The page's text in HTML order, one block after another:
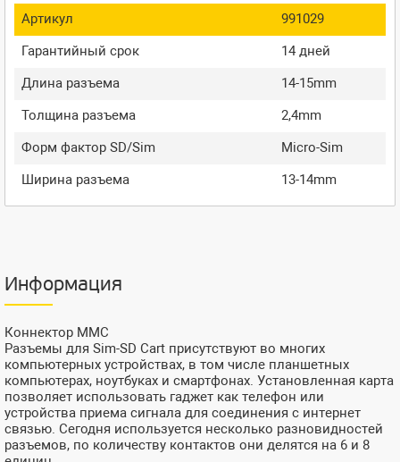
Артикул
991029
Гарантийный срок
14 дней
Длина разъема
14-15mm
Толщина разъема
2,4mm
Форм фактор SD/Sim
Micro-Sim
Ширина разъема
13-14mm
Информация
Коннектор MMC
Разъемы для Sim-SD Cart присутствуют во многих
компьютерных устройствах, в том числе планшетных
компьютерах, ноутбуках и смартфонах. Установленная карта
позволяет использовать гаджет как телефон или
устройства приема сигнала для соединения с интернет
связью. Сегодня используется несколько разновидностей
разъемов, по количеству контактов они делятся на 6 и 8